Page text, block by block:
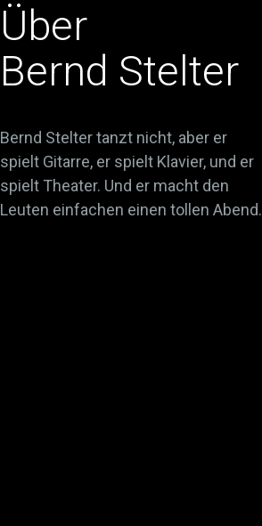
Über
Bernd Stelter
Bernd Stelter tanzt nicht, aber er
spielt Gitarre, er spielt Klavier, und er
spielt Theater. Und er macht den
Leuten einfachen einen tollen Abend.